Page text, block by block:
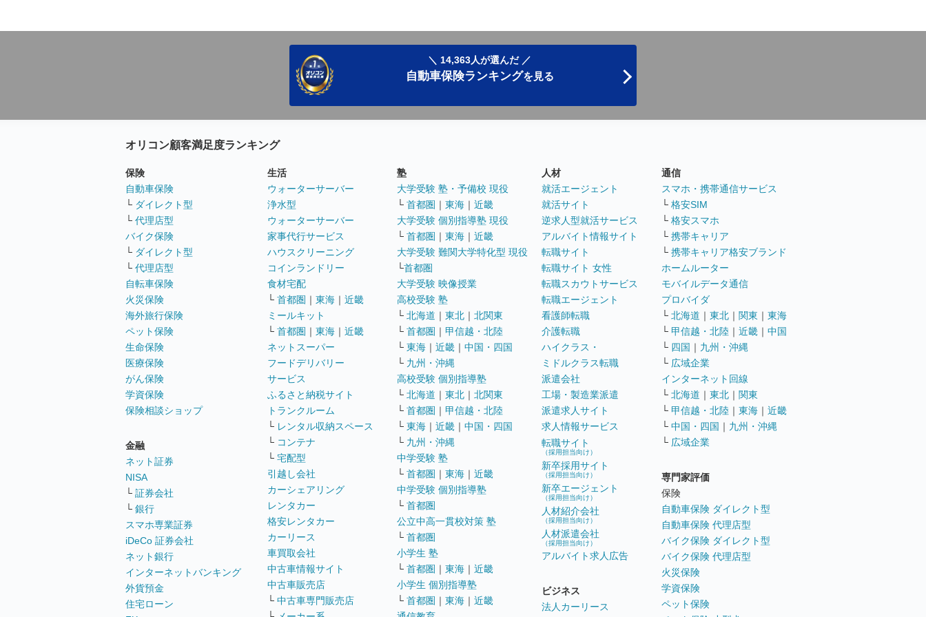
＼ 14,363人が選んだ ／
自動車保険ランキングを見る
オリコン顧客満足度ランキング
保険
自動車保険
└ ダイレクト型
└ 代理店型
バイク保険
└ ダイレクト型
└ 代理店型
自転車保険
火災保険
海外旅行保険
ペット保険
生命保険
医療保険
がん保険
学資保険
保険相談ショップ
金融
ネット証券
NISA
└ 証券会社
└ 銀行
スマホ専業証券
iDeCo 証券会社
ネット銀行
インターネットバンキング
外貨預金
住宅ローン
生活
ウォーターサーバー
浄水型
ウォーターサーバー
家事代行サービス
ハウスクリーニング
コインランドリー
食材宅配
└ 首都圏 ｜ 東海 ｜ 近畿
ミールキット
└ 首都圏 ｜ 東海 ｜ 近畿
ネットスーパー
フードデリバリー
サービス
ふるさと納税サイト
トランクルーム
└ レンタル収納スペース
└ コンテナ
└ 宅配型
引越し会社
カーシェアリング
レンタカー
格安レンタカー
カーリース
車買取会社
中古車情報サイト
中古車販売店
└ 中古車専門販売店
塾
大学受験 塾・予備校 現役
└ 首都圏 ｜ 東海 ｜ 近畿
大学受験 個別指導塾 現役
└ 首都圏 ｜ 東海 ｜ 近畿
大学受験 難関大学特化型 現役
└首都圏
大学受験 映像授業
高校受験 塾
└ 北海道 ｜ 東北 ｜ 北関東
└ 首都圏 ｜ 甲信越・北陸
└ 東海 ｜ 近畿 ｜ 中国・四国
└ 九州・沖縄
高校受験 個別指導塾
└ 北海道 ｜ 東北 ｜ 北関東
└ 首都圏 ｜ 甲信越・北陸
└ 東海 ｜ 近畿 ｜ 中国・四国
└ 九州・沖縄
中学受験 塾
└ 首都圏 ｜ 東海 ｜ 近畿
中学受験 個別指導塾
└ 首都圏
公立中高一貫校対策 塾
└ 首都圏
小学生 塾
└ 首都圏 ｜ 東海 ｜ 近畿
小学生 個別指導塾
└ 首都圏 ｜ 東海 ｜ 近畿
人材
就活エージェント
就活サイト
逆求人型就活サービス
アルバイト情報サイト
転職サイト
転職サイト 女性
転職スカウトサービス
転職エージェント
看護師転職
介護転職
ハイクラス・
ミドルクラス転職
派遣会社
工場・製造業派遣
派遣求人サイト
求人情報サービス
転職サイト
（採用担当向け）
新卒採用サイト
（採用担当向け）
新卒エージェント
（採用担当向け）
人材紹介会社
（採用担当向け）
人材派遣会社
（採用担当向け）
アルバイト求人広告
ビジネス
法人カーリース
通信
スマホ・携帯通信サービス
└ 格安SIM
└ 格安スマホ
└ 携帯キャリア
└ 携帯キャリア格安ブランド
ホームルーター
モバイルデータ通信
プロバイダ
└ 北海道 ｜ 東北 ｜ 関東 ｜ 東海
└ 甲信越・北陸 ｜ 近畿 ｜ 中国
└ 四国 ｜ 九州・沖縄
└ 広域企業
インターネット回線
└ 北海道 ｜ 東北 ｜ 関東
└ 甲信越・北陸 ｜ 東海 ｜ 近畿
└ 中国・四国 ｜ 九州・沖縄
└ 広域企業
専門家評価
保険
自動車保険 ダイレクト型
自動車保険 代理店型
バイク保険 ダイレクト型
バイク保険 代理店型
火災保険
学資保険
ペット保険